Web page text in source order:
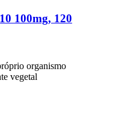
100mg, 120
organismo
vegetal